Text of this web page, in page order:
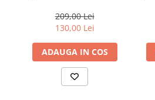
209,00 Lei
130,00 Lei
ADAUGA IN COS